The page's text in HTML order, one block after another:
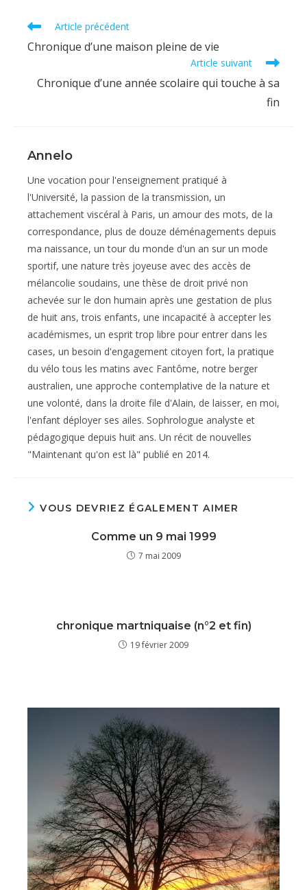
Read
articles
Article précédent
Chronique d’une maison pleine de vie
Article suivant
Chronique d’une année scolaire qui touche à sa
fin
Annelo
Une vocation pour l'enseignement pratiqué à
l'Université, la passion de la transmission, un
attachement viscéral à Paris, un amour des mots, de la
correspondance, plus de douze déménagements depuis
ma naissance, un tour du monde d'un an sur un mode
sportif, une nature très joyeuse avec des accès de
mélancolie soudains, une thèse de droit privé non
achevée sur le don humain après une gestation de plus
de huit ans, trois enfants, une incapacité à accepter les
académismes, un esprit trop libre pour entrer dans les
cases, un besoin d'engagement citoyen fort, la pratique
du vélo tous les matins avec Fantôme, notre berger
australien, une approche contemplative de la nature et
une volonté, dans la droite file d'Alain, de laisser, en moi,
l'enfant déployer ses ailes. Sophrologue analyste et
pédagogique depuis huit ans. Un récit de nouvelles
"Maintenant qu'on est là" publié en 2014.
VOUS DEVRIEZ ÉGALEMENT AIMER
Comme un 9 mai 1999
7 mai 2009
chronique martniquaise (n°2 et fin)
19 février 2009